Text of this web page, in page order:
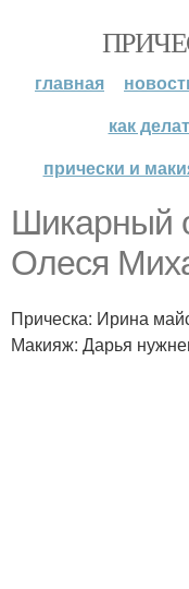
главная
как
прически и
Шикарный
Олеся
Прическа: Ирина
Макияж: Дарья